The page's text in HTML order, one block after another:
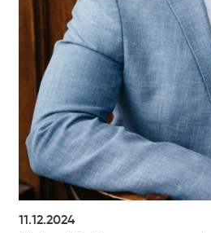
11.12.2024